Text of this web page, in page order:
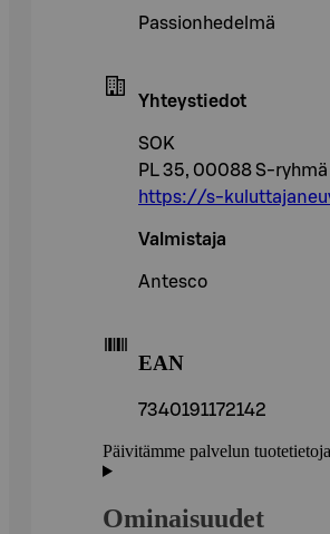
Passionhedelmä
Yhteystiedot
SOK
PL 35, 00088 S-ryhmä
https://s-
Valmistaja
Antesco
EAN
7340191172142
Päivitämme palvelun
Ominaisuudet